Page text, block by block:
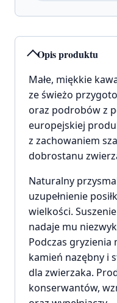
Opis produktu
Małe, miękkie
ze świeżo
oraz podrobów z
europejskiej
z zachowaniem
dobrostanu
Naturalny
uzupełnienie
wielkości.
nadaje mu
Podczas gryzienia
kamień nazębny i
dla zwierzaka.
konserwantów,